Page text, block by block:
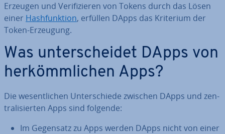
Erzeugen und Ve­ri­fi­zie­ren von Tokens durch das Lösen
einer Hash­funk­ti­on, erfüllen DApps das Kriterium der
Token-Erzeugung.
Was un­ter­schei­det DApps von
her­kömm­li­chen Apps?
Die we­sent­li­chen Un­ter­schie­de zwischen DApps und zen­
tra­li­sier­ten Apps sind folgende:
Im Gegensatz zu Apps werden DApps nicht von einer